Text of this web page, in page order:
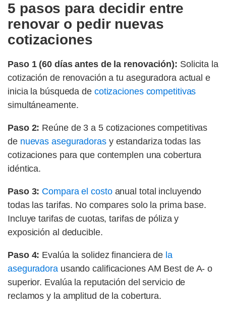
5 pasos para decidir entre
renovar o pedir nuevas
cotizaciones
Paso 1 (60 días antes de la renovación): Solicita la
cotización de renovación a tu aseguradora actual e
inicia la búsqueda de cotizaciones competitivas
simultáneamente.
Paso 2: Reúne de 3 a 5 cotizaciones competitivas
de nuevas aseguradorasy estandariza todas las
cotizaciones para que contemplen una cobertura
idéntica.
Paso 3: Compara el costo anual total incluyendo
todas las tarifas. No compares solo la prima base.
Incluye tarifas de cuotas, tarifas de póliza y
exposición al deducible.
Paso 4: Evalúa la solidez financiera de la
aseguradorausando calificaciones AM Best de A- o
superior. Evalúa la reputación del servicio de
reclamos y la amplitud de la cobertura.